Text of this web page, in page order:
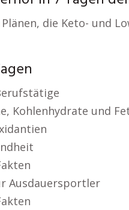
die Keto- und
Kohlenhydrate und
Ausdauersportler